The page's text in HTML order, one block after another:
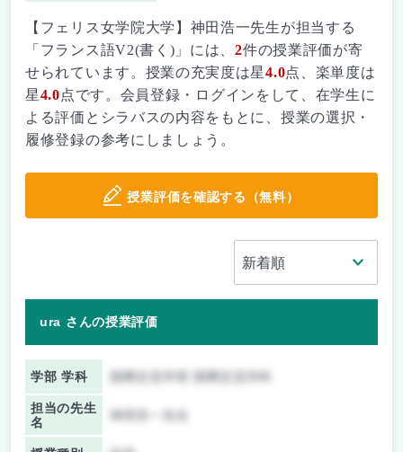
【フェリス女学院大学】神田浩一先生が担当する
「フランス語V2(書く)」には、2件の授業評価が寄
せられています。授業の充実度は星4.0点、楽単度は
星4.0点です。会員登録・ログインをして、在学生に
よる評価とシラバスの内容をもとに、授業の選択・
履修登録の参考にしましょう。
授業評価を確認する（無料）
ura さんの授業評価
学部 学科
担当の先生
名